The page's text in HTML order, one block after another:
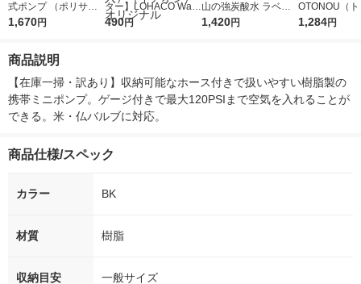
式ポンプ （ポリサイ
フォン・給油ポンプ）
1,670円
ター】LOHACO Wate
r（ロハコウォータ
490円
山の強炭酸水 ラベル
レス 500ml 1箱（24
1,420円
OTONOU（
ウ） by
1,284円
商品説明
【在庫一掃・訳あり】収納可能なホース付きで扱いやすい樹脂製の
携帯ミニポンプ。ゲージ付きで最大120PSIまで空気を入れることが
できる。米・仏バルブに対応。
商品仕様/スペック
カラー BK
材質 樹脂
収納目安 一般サイズ